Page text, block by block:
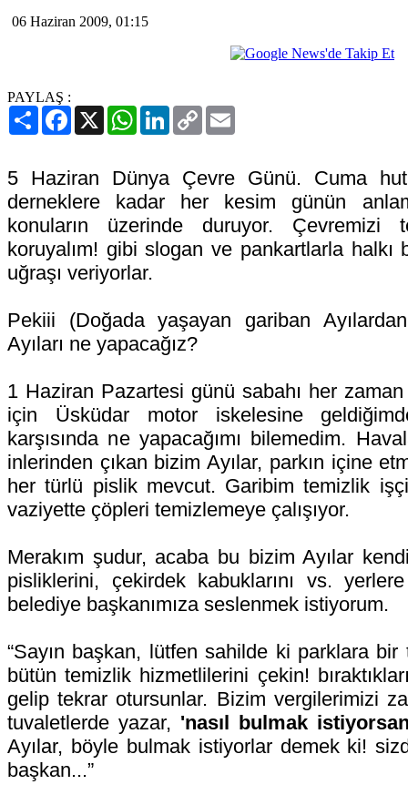
06 Haziran 2009, 01:15
PAYLAŞ :
PaylaşFacebook
X WhatsAppLinkedIn
Copy
Link
5 Haziran Dünya Çevre Günü. Cuma
derneklere kadar her kesim günün
konuların üzerinde duruyor. Çevremizi
koruyalım! gibi slogan ve pankartlarla halkı
uğraşı veriyorlar.
Pekiii (Doğada yaşayan gariban
Ayıları ne yapacağız?
1 Haziran Pazartesi günü sabahı her
için Üsküdar motoriskelesine
karşısında ne yapacağımı bilemedim.
inlerinden çıkan bizim Ayılar, parkın içine
her türlü pislik mevcut. Garibim temizlik
vaziyette çöpleri temizlemeye çalışıyor.
Merakım şudur, acaba bu bizim Ayılar
pisliklerini, çekirdek kabuklarını vs.
belediye başkanımıza seslenmek istiyorum.
“Sayın başkan, lütfen sahilde ki parklara
bütün temizlik hizmetlilerini çekin!
gelip tekrar otursunlar. Bizim vergilerimizi
tuvaletlerde yazar, 'nasıl bulmak
Ayılar, böyle bulmak istiyorlar demek ki!
başkan...”